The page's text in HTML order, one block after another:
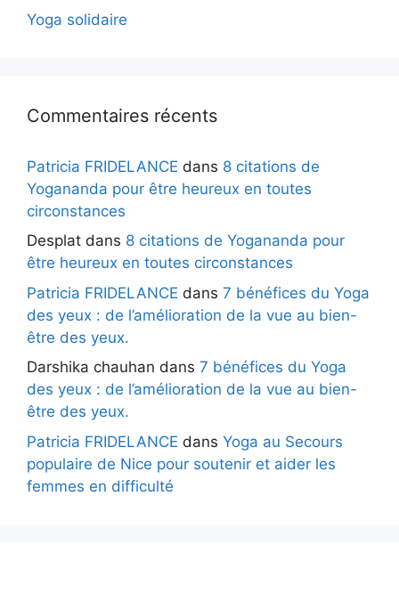
Yoga solidaire
Commentaires récents
Patricia FRIDELANCE dans 8 citations de
Yogananda pour être heureux en toutes
circonstances
Desplat dans 8 citations de Yogananda pour
être heureux en toutes circonstances
Patricia FRIDELANCE dans 7 bénéfices du Yoga
des yeux : de l’amélioration de la vue au bien-
être des yeux.
Darshika chauhan dans 7 bénéfices du Yoga
des yeux : de l’amélioration de la vue au bien-
être des yeux.
Patricia FRIDELANCE dans Yoga au Secours
populaire de Nice pour soutenir et aider les
femmes en difficulté